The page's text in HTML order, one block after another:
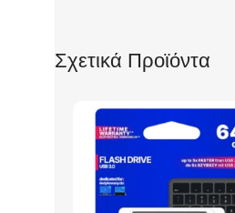
Σχετικά Προϊόντα